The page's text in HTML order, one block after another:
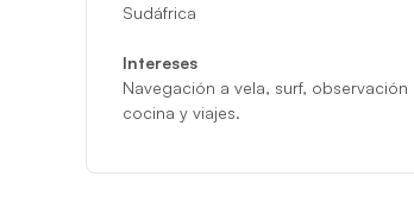
Sudáfrica
Intereses
Navegación a vela, surf,
cocina y viajes.